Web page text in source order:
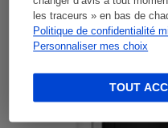
les traceurs » en bas de
Politique de confidentialité
Personnaliser mes choix
TOUT